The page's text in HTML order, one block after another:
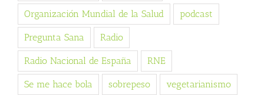
Organización Mundial de la Salud podcast
Pregunta Sana Radio
Radio Nacional de España RNE
Se me hace bola sobrepeso vegetarianismo